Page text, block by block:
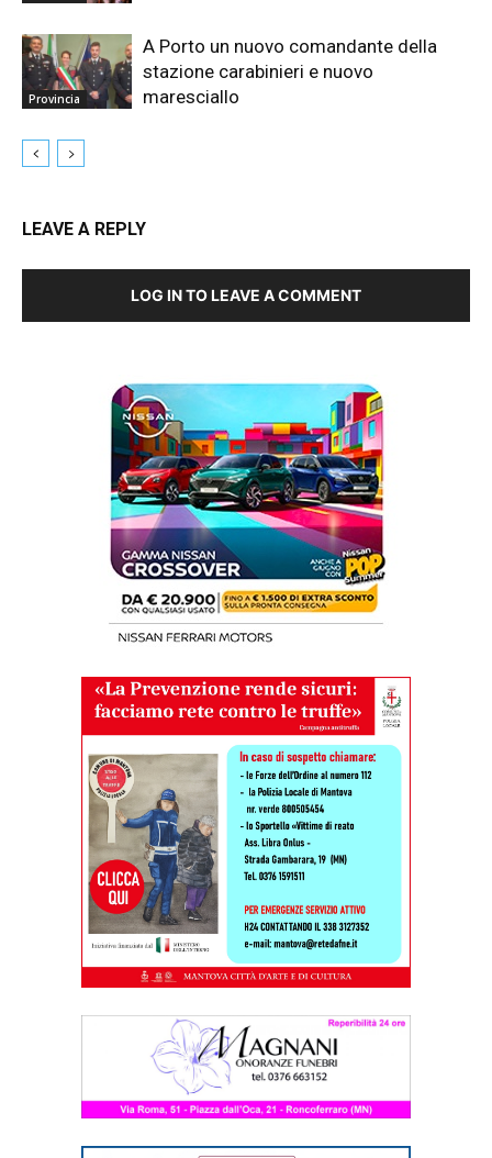
Provincia
A Porto un nuovo comandante della
stazione carabinieri e nuovo
maresciallo
LEAVE A REPLY
LOG IN TO LEAVE A COMMENT